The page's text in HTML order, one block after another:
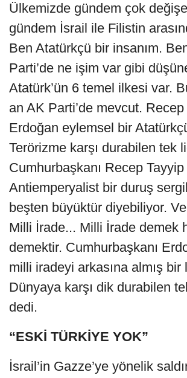
Ülkemizde gündem çok
gündem İsrail ile Filistin
Ben Atatürkçü bir insanım.
Parti’de ne işim var gibi
Atatürk’ün 6 temel ilkesi var.
an AK Parti’de mevcut.
Erdoğan eylemsel bir
Terörizme karşı durabilen tek
Cumhurbaşkanı Recep Tayyip
Antiemperyalist bir duruş
beşten büyüktür diyebiliyor.
Milli İrade... Milli İrade demek
demektir. Cumhurbaşkanı
milli iradeyi arkasına almış bir
Dünyaya karşı dik durabilen
dedi.
“ESKİ TÜRKİYE YOK”
İsrail’in Gazze’ye yönelik